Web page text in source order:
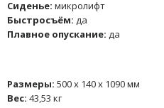
Сиденье: микролифт
Быстросъём: да
Плавное опускание: да
Размеры: 500 x 140 x 1090 мм
Вес: 43,53 кг